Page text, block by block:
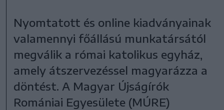
Nyomtatott és online kiadványainak
valamennyi főállású munkatársától
megválik a római katolikus egyház,
amely átszervezéssel magyarázza a
döntést. A Magyar Újságírók
Romániai Egyesülete (MÚRE)